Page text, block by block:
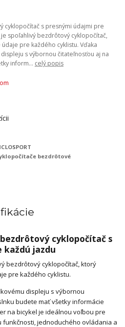
cyklopočítač s presnými údajmi pre
je spoľahlivý bezdrôtový cyklopočítač,
pre každého cyklistu. Vďaka
s výbornou čitateľnosťou aj na
inform... celý popis
bezdrôtové
bezdrôtový cyklopočítač s
každú jazdu
bezdrôtový cyklopočítač, ktorý
pre každého cyklistu.
displeju s výbornou
budete mať všetky informácie
na bicykel je ideálnou voľbou pre
funkčnosti, jednoduchého ovládania a